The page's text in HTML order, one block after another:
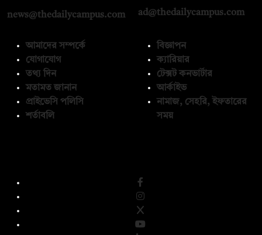
news@thedailycampus.com ad@thedailycampus.com
আমাদের সম্পর্কে
যোগাযোগ
তথ্য দিন
মতামত জানান
প্রাইভেসি পলিসি
শর্তাবলি
বিজ্ঞাপন
ক্যারিয়ার
টেক্সট কনভার্টার
আর্কাইভ
নামাজ, সেহরি, ইফতারের
সময়